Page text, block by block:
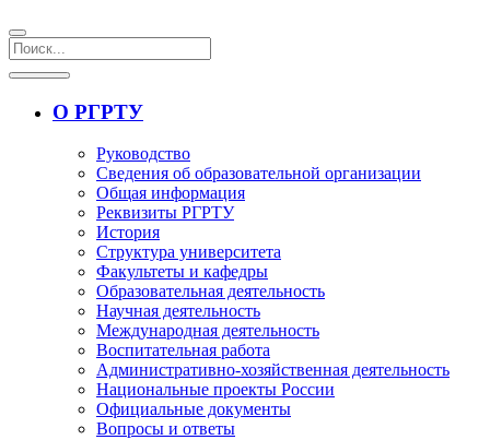
О РГРТУ
Руководство
Сведения об образовательной организации
Общая информация
Реквизиты РГРТУ
История
Структура университета
Факультеты и кафедры
Образовательная деятельность
Научная деятельность
Международная деятельность
Воспитательная работа
Административно-хозяйственная деятельность
Национальные проекты России
Официальные документы
Вопросы и ответы